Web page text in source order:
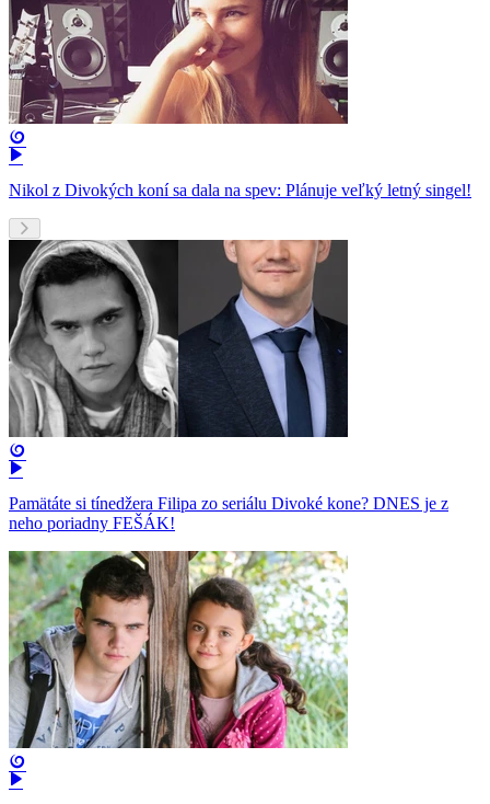
Nikol z Divokých koní sa dala na spev: Plánuje veľký letný singel!
Pamätáte si tínedžera Filipa zo seriálu Divoké kone? DNES je z
neho poriadny FEŠÁK!